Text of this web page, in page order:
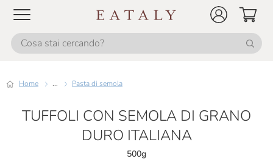
Home ... Pasta di semola
TUFFOLI CON SEMOLA DI GRANO
DURO ITALIANA
500g